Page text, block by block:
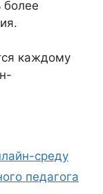
каждому
среду
педагога